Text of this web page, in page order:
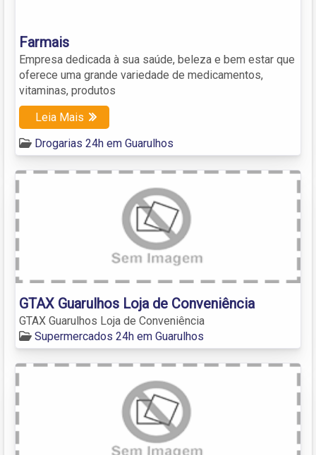
Farmais
Empresa dedicada à sua saúde, beleza e bem estar que
oferece uma grande variedade de medicamentos,
vitaminas, produtos
Leia Mais
Drogarias 24h em Guarulhos
GTAX Guarulhos Loja de Conveniência
GTAX Guarulhos Loja de Conveniência
Supermercados 24h em Guarulhos